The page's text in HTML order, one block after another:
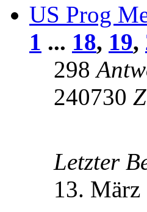
US Prog
1 ... 18, 19,
298
240730
Letzter
13. März